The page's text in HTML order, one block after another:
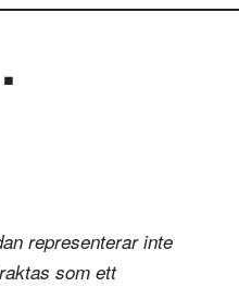
representerar inte
som ett